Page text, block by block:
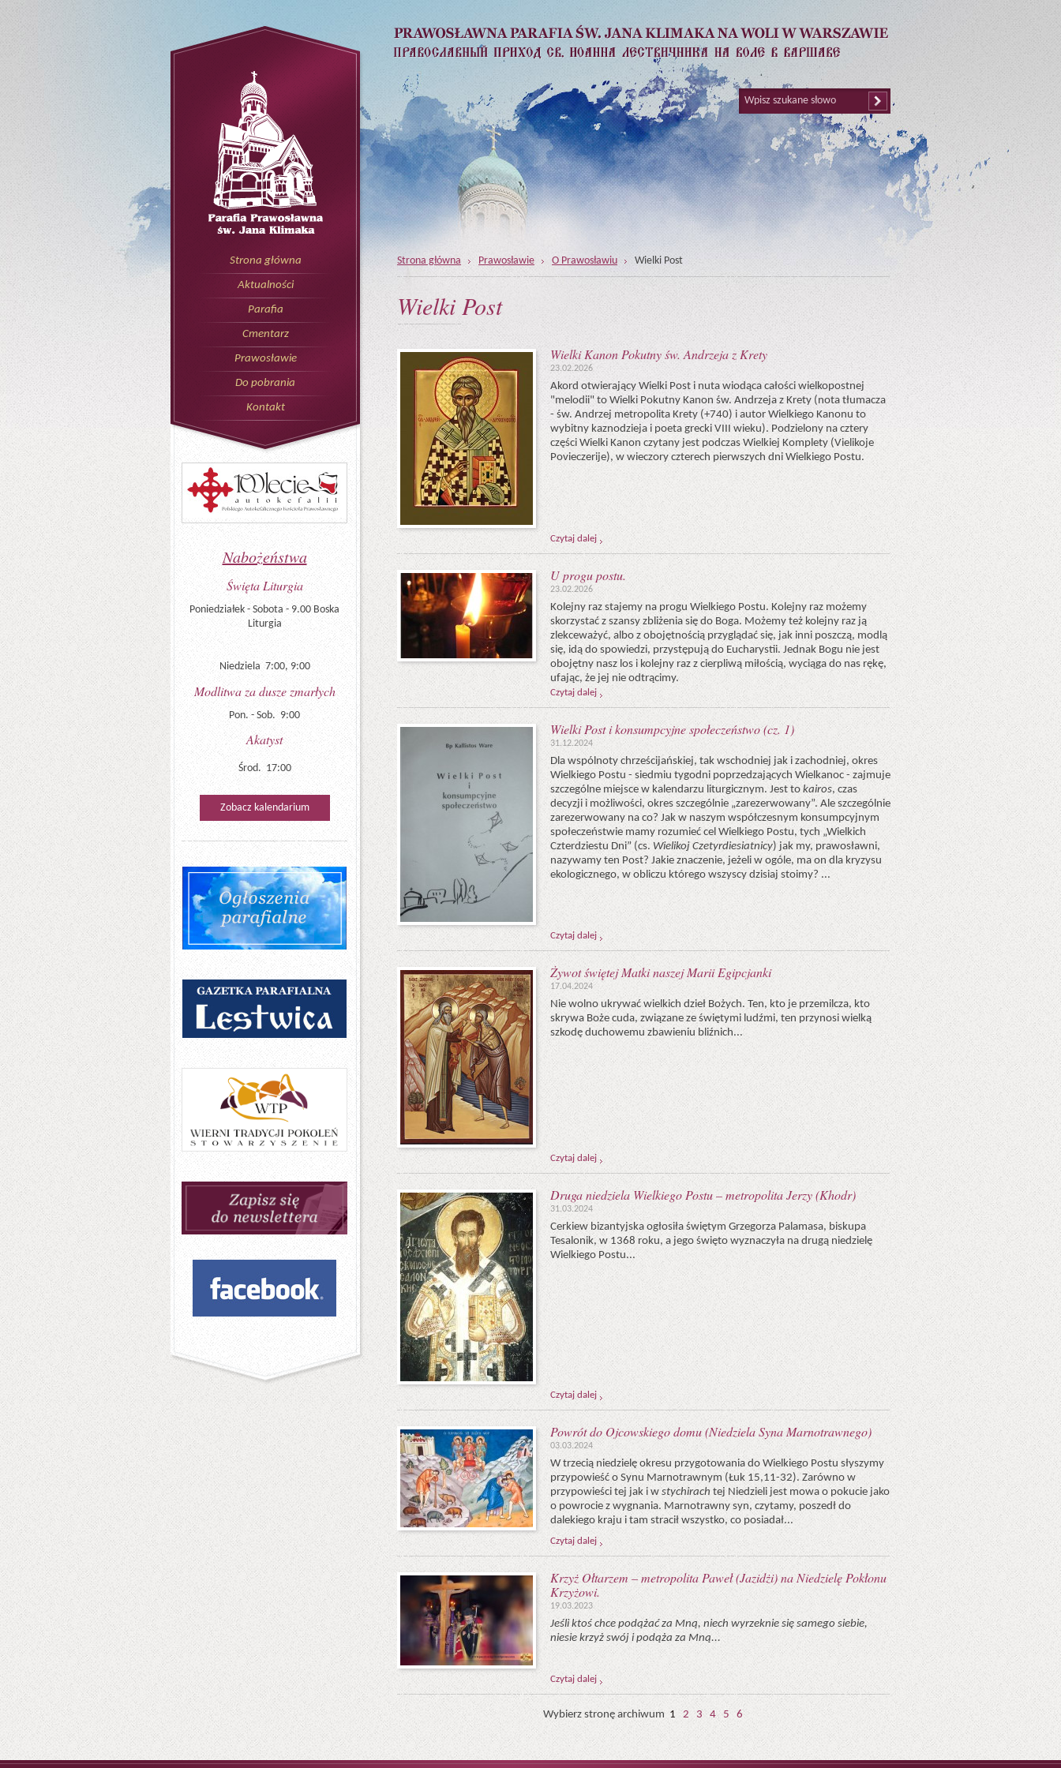
Strona główna
Aktualności
Parafia
Cmentarz
Prawosławie
Do pobrania
Kontakt
Nabożeństwa
Święta Liturgia
Poniedziałek - Sobota - 9.00 Boska
Liturgia
Niedziela 7:00, 9:00
Modlitwa za dusze zmarłych
Pon. - Sob. 9:00
Akatyst
Środ. 17:00
Zobacz kalendarium
Strona główna Prawosławie O Prawosławiu Wielki Post
Wielki Post
Wielki Kanon Pokutny św. Andrzeja z Krety
23.02.2026
Akord otwierający Wielki Post i nuta wiodąca całości wielkopostnej
"melo­dii" to Wielki Pokutny Kanon św. Andrzeja z Krety (nota tłumacza
- św. Andrzej metropolita Krety (+740) i autor Wielkiego Kanonu to
wybitny kaznodzieja i poeta grecki VIII wieku). Podzielony na cztery
części Wielki Kanon czytany jest podczas Wielkiej Komplety (Vielikoje
Povieczerije), w wieczory czterech pierwszych dni Wielkiego Postu.
Czytaj dalej
U progu postu.
23.02.2026
Kolejny raz stajemy na progu Wielkiego Postu. Kolejny raz możemy
skorzystać z szansy zbliżenia się do Boga. Możemy też kolejny raz ją
zlekceważyć, albo z obojętnością przyglądać się, jak inni poszczą, modlą
się, idą do spowiedzi, przystępują do Eucharystii. Jednak Bogu nie jest
obojętny nasz los i kolejny raz z cierpliwą miłością, wyciąga do nas rękę,
ufając, że jej nie odtrącimy.
Czytaj dalej
Wielki Post i konsumpcyjne społeczeństwo (cz. 1)
31.12.2024
Dla wspólnoty chrześcijańskiej, tak wschodniej jak i zachodniej, okres
Wielkiego Postu - siedmiu tygodni poprzedzających Wielkanoc - zajmuje
szczególne miejsce w kalendarzu liturgicznym. Jest to kairos, czas
decyzji i możliwości, okres szczególnie „zarezerwowany”. Ale szczególnie
zarezerwowany na co? Jak w naszym współczesnym konsumpcyjnym
społeczeństwie mamy rozumieć cel Wielkiego Postu, tych „Wielkich
Czterdziestu Dni” (cs. Wielikoj Czetyrdiesiatnicy) jak my, prawosławni,
nazywamy ten Post? Jakie znaczenie, jeżeli w ogóle, ma on dla kryzysu
ekologicznego, w obliczu którego wszyscy dzisiaj stoimy? ...
Czytaj dalej
Żywot świętej Matki naszej Marii Egipcjanki
17.04.2024
Nie wolno ukrywać wielkich dzieł Bożych. Ten, kto je przemilcza, kto
skrywa Boże cuda, związane ze świętymi ludźmi, ten przynosi wielką
szkodę duchowemu zbawieniu bliźnich...
Czytaj dalej
Druga niedziela Wielkiego Postu – metropolita Jerzy (Khodr)
31.03.2024
Cerkiew bizantyjska ogłosiła świętym Grzegorza Palamasa, biskupa
Tesalonik, w 1368 roku, a jego święto wyznaczyła na drugą niedzielę
Wielkiego Postu...
Czytaj dalej
Powrót do Ojcowskiego domu (Niedziela Syna Marnotrawnego)
03.03.2024
W trzecią niedzielę okresu przygotowania do Wielkiego Postu słyszymy
przypowieść o Synu Marnotrawnym (Łuk 15,11-32). Zarówno w
przypowieści tej jak i wstychirach tej Niedzieli jest mowa o pokucie jako
o powrocie z wy­gnania. Marnotrawny syn, czytamy, poszedł do
dalekiego kraju i tam stracił wszystko, co posiadał...
Czytaj dalej
Krzyż Ołtarzem – metropolita Paweł (Jazidżi) na Niedzielę Pokłonu
Krzyżowi.
19.03.2023
Jeśli ktoś chce podążać za Mną, niech wyrzeknie się samego siebie,
niesie krzyż swój i podąża za Mną...
Czytaj dalej
Wybierz stronę archiwum 1 2 3 4 5 6